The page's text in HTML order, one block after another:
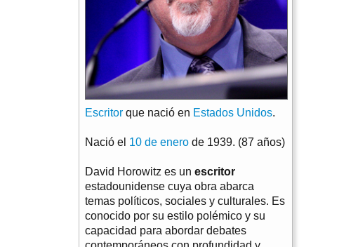
Escritor que nació en Estados Unidos.
Nació el 10 de enero de 1939. (87 años)
David Horowitz es un escritor
estadounidense cuya obra abarca
temas políticos, sociales y culturales. Es
conocido por su estilo polémico y su
capacidad para abordar debates